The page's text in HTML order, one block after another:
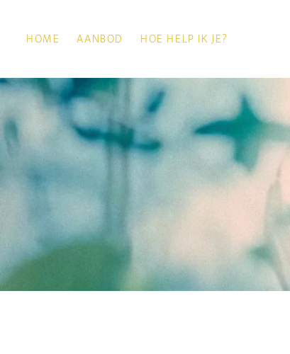
HOME AANBOD HOE HELP IK JE?